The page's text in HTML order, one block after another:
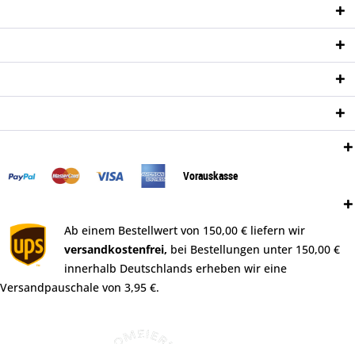
Vorauskasse
Ab einem Bestellwert von 150,00 € liefern wir
versandkostenfrei, bei Bestellungen unter 150,00 €
innerhalb Deutschlands erheben wir eine
Versandpauschale von 3,95 €.